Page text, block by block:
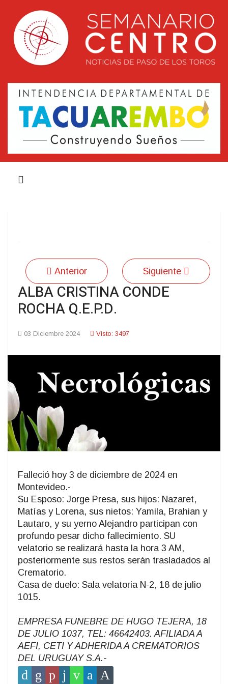
Anterior Siguiente
ALBA CRISTINA CONDE
ROCHA Q.E.P.D.
03 Diciembre 2024 Visto: 3497
Falleció hoy 3 de diciembre de 2024 en
Montevideo.-
Su Esposo: Jorge Presa, sus hijos: Nazaret,
Matías y Lorena, sus nietos: Yamila, Brahian y
Lautaro, y su yerno Alejandro participan con
profundo pesar dicho fallecimiento. SU
velatorio se realizará hasta la hora 3 AM,
posteriormente sus restos serán trasladados al
Crematorio.
Casa de duelo: Sala velatoria N-2, 18 de julio
1015.
EMPRESA FUNEBRE DE HUGO TEJERA, 18
DE JULIO 1037, TEL: 46642403. AFILIADA A
AEFI, CETI Y ADHERIDA A CREMATORIOS
DEL URUGUAY S.A.-